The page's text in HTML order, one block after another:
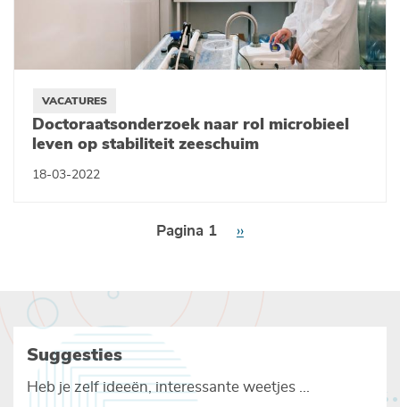
VACATURES
Doctoraatsonderzoek naar rol microbieel
leven op stabiliteit zeeschuim
18-03-2022
Pagina 1
Volgende
››
Suggesties
Heb je zelf ideeën, interessante weetjes ...